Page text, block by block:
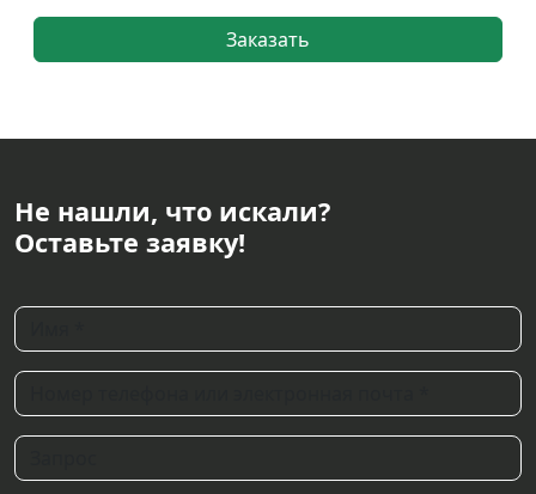
Заказать
Не нашли, что искали?
Оставьте заявку!